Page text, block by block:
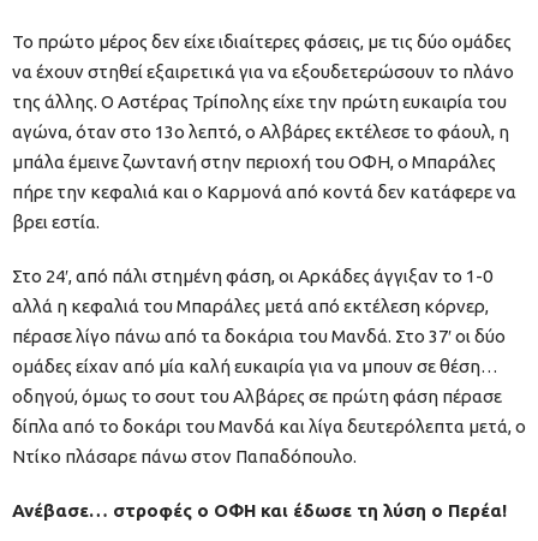
Το πρώτο μέρος δεν είχε ιδιαίτερες φάσεις, με τις δύο ομάδες
να έχουν στηθεί εξαιρετικά για να εξουδετερώσουν το πλάνο
της άλλης. Ο Αστέρας Τρίπολης είχε την πρώτη ευκαιρία του
αγώνα, όταν στο 13ο λεπτό, ο Αλβάρες εκτέλεσε το φάουλ, η
μπάλα έμεινε ζωντανή στην περιοχή του ΟΦΗ, ο Μπαράλες
πήρε την κεφαλιά και ο Καρμονά από κοντά δεν κατάφερε να
βρει εστία.
Στο 24′, από πάλι στημένη φάση, οι Αρκάδες άγγιξαν το 1-0
αλλά η κεφαλιά του Μπαράλες μετά από εκτέλεση κόρνερ,
πέρασε λίγο πάνω από τα δοκάρια του Μανδά. Στο 37′ οι δύο
ομάδες είχαν από μία καλή ευκαιρία για να μπουν σε θέση…
οδηγού, όμως το σουτ του Αλβάρες σε πρώτη φάση πέρασε
δίπλα από το δοκάρι του Μανδά και λίγα δευτερόλεπτα μετά, ο
Ντίκο πλάσαρε πάνω στον Παπαδόπουλο.
Ανέβασε… στροφές ο ΟΦΗ και έδωσε τη λύση ο Περέα!